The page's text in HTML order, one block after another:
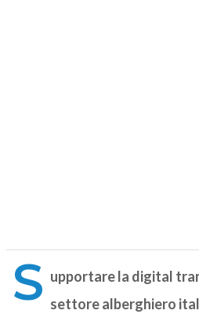
S upportare la digital
settore alberghiero